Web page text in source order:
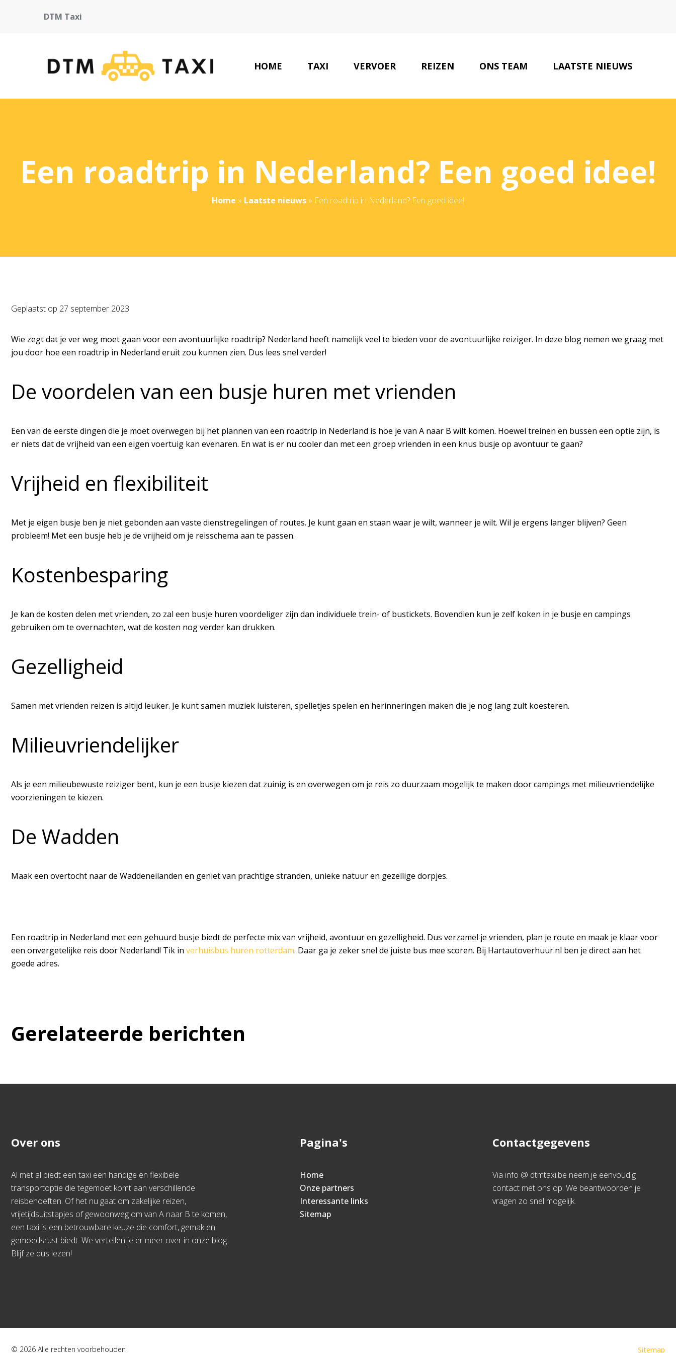
DTM Taxi
HOME TAXI VERVOER REIZEN ONS TEAM LAATSTE NIEUWS
Een roadtrip in Nederland? Een goed idee!
Home » Laatste nieuws » Een roadtrip in Nederland? Een goed idee!
Geplaatst op 27 september 2023
Wie zegt dat je ver weg moet gaan voor een avontuurlijke roadtrip? Nederland heeft namelijk veel te bieden voor de avontuurlijke reiziger. In deze blog nemen we graag met
jou door hoe een roadtrip in Nederland eruit zou kunnen zien. Dus lees snel verder!
De voordelen van een busje huren met vrienden
Een van de eerste dingen die je moet overwegen bij het plannen van een roadtrip in Nederland is hoe je van A naar B wilt komen. Hoewel treinen en bussen een optie zijn, is
er niets dat de vrijheid van een eigen voertuig kan evenaren. En wat is er nu cooler dan met een groep vrienden in een knus busje op avontuur te gaan?
Vrijheid en flexibiliteit
Met je eigen busje ben je niet gebonden aan vaste dienstregelingen of routes. Je kunt gaan en staan waar je wilt, wanneer je wilt. Wil je ergens langer blijven? Geen
probleem! Met een busje heb je de vrijheid om je reisschema aan te passen.
Kostenbesparing
Je kan de kosten delen met vrienden, zo zal een busje huren voordeliger zijn dan individuele trein- of bustickets. Bovendien kun je zelf koken in je busje en campings
gebruiken om te overnachten, wat de kosten nog verder kan drukken.
Gezelligheid
Samen met vrienden reizen is altijd leuker. Je kunt samen muziek luisteren, spelletjes spelen en herinneringen maken die je nog lang zult koesteren.
Milieuvriendelijker
Als je een milieubewuste reiziger bent, kun je een busje kiezen dat zuinig is en overwegen om je reis zo duurzaam mogelijk te maken door campings met milieuvriendelijke
voorzieningen te kiezen.
De Wadden
Maak een overtocht naar de Waddeneilanden en geniet van prachtige stranden, unieke natuur en gezellige dorpjes.
Een roadtrip in Nederland met een gehuurd busje biedt de perfecte mix van vrijheid, avontuur en gezelligheid. Dus verzamel je vrienden, plan je route en maak je klaar voor
een onvergetelijke reis door Nederland! Tik in verhuisbus huren rotterdam. Daar ga je zeker snel de juiste bus mee scoren. Bij Hartautoverhuur.nl ben je direct aan het
goede adres.
Gerelateerde berichten
Over ons
Al met al biedt een taxi een handige en flexibele
transportoptie die tegemoet komt aan verschillende
reisbehoeften. Of het nu gaat om zakelijke reizen,
vrijetijdsuitstapjes of gewoonweg om van A naar B te komen,
een taxi is een betrouwbare keuze die comfort, gemak en
gemoedsrust biedt. We vertellen je er meer over in onze blog.
Blijf ze dus lezen!
Pagina's
Home
Onze partners
Interessante links
Sitemap
Contactgegevens
Via info @ dtmtaxi.be neem je eenvoudig
contact met ons op. We beantwoorden je
vragen zo snel mogelijk.
© 2026 Alle rechten voorbehouden Sitemap